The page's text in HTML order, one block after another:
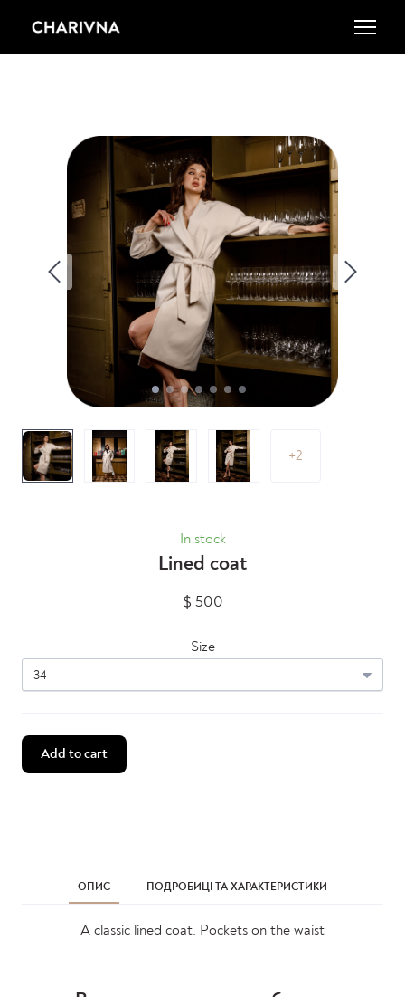
+2
In stock
Lined coat
$ 500
Size
Add to cart
ОПИС ПОДРОБИЦІ ТА ХАРАКТЕРИСТИКИ
A classic lined coat. Pockets on the waist